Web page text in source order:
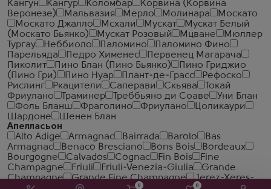
0 0
Кангун
Кангур Коломбар
Корвина (Корвина
Веронезе)
Мальвазия Мерло Молинара
Москато
Москато Джалло
Мсхали Мускат
Мускат Белый
(Москато Бьянко)
Мускат Розовый Мцване
Мюллер
Тургау
Неббиоло Паломино
Паломино Фино
Парельяда
Педро Хименес
Первенец Магарача
Пиколит
Пино Блан (Пино Бьянко)
Пино Гриджио
(Пино Гри)
Пино Нуар Плант-де-Грасс
Рефоско
Рислинг
Ркацители Саперави Скьява
Токай
Фриулано
Траминер Треббьяно ди Соаве
Уни Блан
Фоль Бланш
Фраголино Фриулано
Цоликаури
Шардоне
Шенен Блан
Апелласьон
Alto Adige
Armagnac Bairrada Barolo
Bas
Armagnac
Benaco Bresciano Bons Bois
Bordeaux
Bourgogne
Calvados Cognac Fin Bois
Fine
Champagne
Friuli Friuli-Venezia-Giulia
Grande
Champagne
Grande Fine Champagne
Jerez-Xeres-